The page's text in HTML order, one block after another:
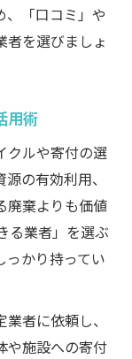
、「口コミ」や
者を選びましょ
用術
クルや寄付の選
の有効利用、
廃棄よりも価値
る業者」を選ぶ
っかり持ってい
者に依頼し、
や施設への寄付